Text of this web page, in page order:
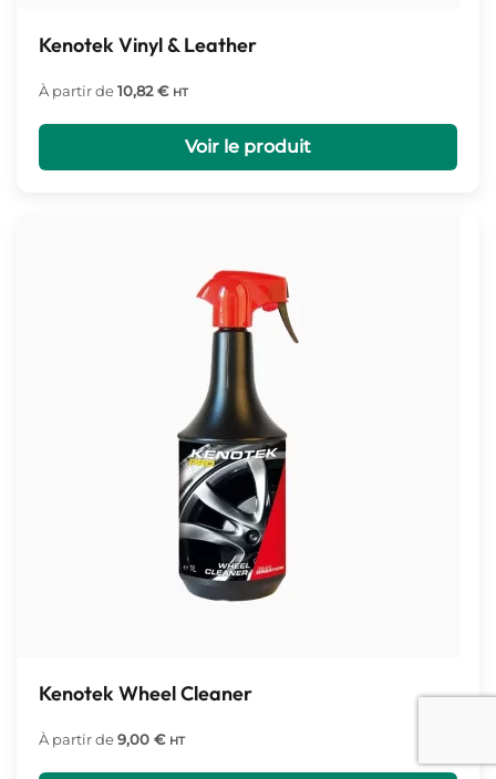
Kenotek Vinyl & Leather
À partir de10,82€ HT
Voir le produit
Kenotek Wheel Cleaner
À partir de9,00 € HT